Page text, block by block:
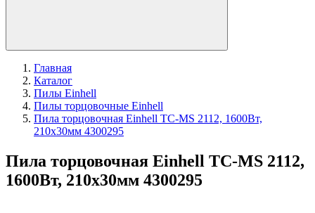
Главная
Каталог
Пилы Einhell
Пилы торцовочные Einhell
Пила торцовочная Einhell TC-MS 2112, 1600Вт,
210х30мм 4300295
Пила торцовочная Einhell TC-MS 2112,
1600Вт, 210х30мм 4300295